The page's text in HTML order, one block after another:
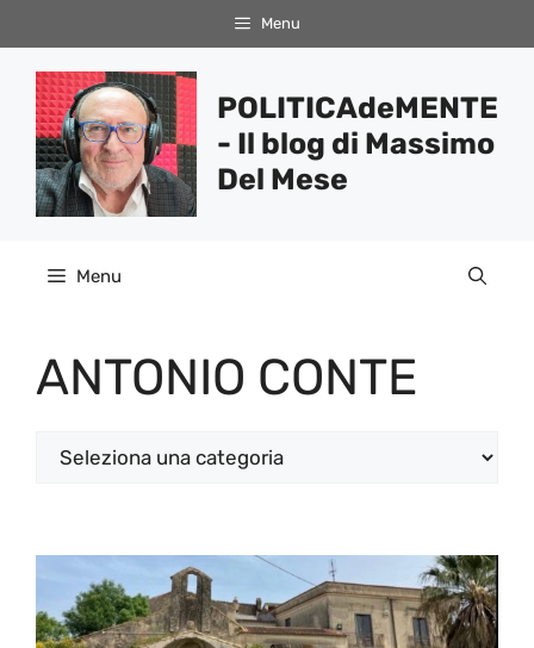
al
contenuto
Menu
POLITICAdeMENTE
- Il blog di Massimo
Del Mese
Menu
ANTONIO CONTE
Categorie